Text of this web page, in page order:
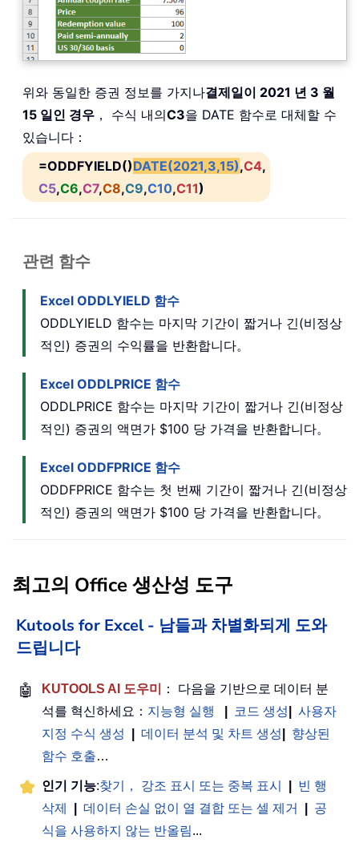
위와 동일한 증권 정보를 가지나결제일이 2021 년 3 월
15 일인 경우 ， 수식 내의C3을 DATE 함수로 대체할 수
있습니다：
=ODDFYIELD()DATE(2021,3,15),C4,
C5,C6,C7,C8,C9,C10,C11)
관련 함수
Excel ODDLYIELD 함수
ODDLYIELD 함수는 마지막 기간이 짧거나 긴(비정상
적인) 증권의 수익률을 반환합니다。
Excel ODDLPRICE 함수
ODDLPRICE 함수는 마지막 기간이 짧거나 긴(비정상
적인) 증권의 액면가 $100 당 가격을 반환합니다。
Excel ODDFPRICE 함수
ODDFPRICE 함수는 첫 번째 기간이 짧거나 긴(비정상
적인) 증권의 액면가 $100 당 가격을 반환합니다。
최고의 Office 생산성 도구
Kutools for Excel - 남들과 차별화되게 도와
드립니다
🤖 KUTOOLS AI 도우미
： 다음을 기반으로 데이터 분
석를 혁신하세요： 지능형 실행 코드 생성
사용자
지정 수식 생성
데이터 분석 및 차트 생성
향상된
함수 호출…
인기 기능:찾기， 강조 표시 또는 중복 표시
빈 행
삭제
데이터 손실 없이 열 결합 또는 셀 제거
공
식을 사용하지 않는 반올림...